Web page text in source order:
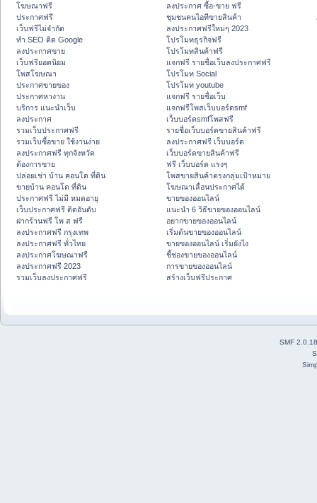
โฆษณาฟรี
ประกาศฟรี
เว็บฟรีไม่จำกัด
ทำ SEO ติด Google
ลงประกาศขาย
เว็บฟรียอดนิยม
โพสโฆษณา
ประกาศขายของ
ประกาศหางาน
บริการ แนะนำเว็บ
ลงประกาศ
รวมเว็บประกาศฟรี
รวมเว็บซื้อขาย ใช้งานง่าย
ลงประกาศฟรี ทุกจังหวัด
ต้องการขาย
ปล่อยเช่า บ้าน คอนโด ที่ดิน
ขายบ้าน คอนโด ที่ดิน
ประกาศฟรี ไม่มี หมดอายุ
เว็บประกาศฟรี ติดอันดับ
ฝากร้านฟรี โพ ส ฟรี
ลงประกาศฟรี กรุงเทพ
ลงประกาศฟรี ทั่วไทย
ลงประกาศโฆษณาฟรี
ลงประกาศฟรี 2023
รวมเว็บลงประกาศฟรี
ลงประกาศ ซื้อ-ขาย ฟรี
ชุมชนคนไอทีขายสินค้า
ลงประกาศฟรีใหม่ๆ 2023
โปรโมทธุรกิจฟรี
โปรโมทสินค้าฟรี
แจกฟรี รายชื่อเว็บลงประกาศฟรี
โปรโมท Social
โปรโมท youtube
แจกฟรี รายชื่อเว็บ
แจกฟรีโพสเว็บบอร์ดsmf
เว็บบอร์ดsmfโพสฟรี
รายชื่อเว็บบอร์ดขายสินค้าฟรี
ลงประกาศฟรี เว็บบอร์ด
เว็บบอร์ดขายสินค้าฟรี
ฟรี เว็บบอร์ด แรงๆ
โพสขายสินค้าตรงกลุ่มเป้าหมาย
โฆษณาเลื่อนประกาศได้
ขายของออนไลน์
แนะนำ 6 วิธีขายของออนไลน์
อยากขายของออนไลน์
เริ่มต้นขายของออนไลน์
ขายของออนไลน์ เริ่มยังไง
ชี้ช่องขายของออนไลน์
การขายของออนไลน์
สร้างเว็บฟรีประกาศ
SMF 2.0.18